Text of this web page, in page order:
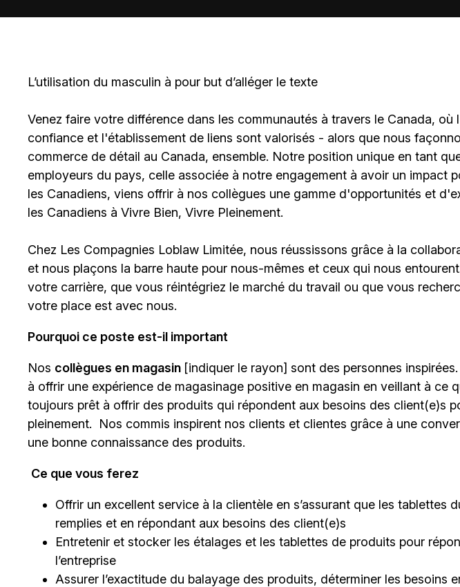
L’utilisation du masculin à pour but d’alléger le texte
Venez faire votre différence dans les communautés à travers le Canada, où
confiance et l'établissement de liens sont valorisés - alors que nous
commerce de détail au Canada, ensemble. Notre position unique en tant
employeurs du pays, celle associée à notre engagement à avoir un impact
les Canadiens, viens offrir à nos collègues une gamme d'opportunités et
les Canadiens à Vivre Bien, Vivre Pleinement.
Chez Les Compagnies Loblaw Limitée, nous réussissons grâce à la
et nous plaçons la barre haute pour nous-mêmes et ceux qui nous
votre carrière, que vous réintégriez le marché du travail ou que vous
votre place est avec nous.
Pourquoi ce poste est-il important
Nos collègues en magasin [indiquer le rayon] sont des personnes
à offrir une expérience de magasinage positive en magasin en veillant à ce
toujours prêt à offrir des produits qui répondent aux besoins des client(e)s
pleinement. Nos commis inspirent nos clients et clientes grâce à une
une bonne connaissance des produits.
Ce que vous ferez
Offrir un excellent service à la clientèle en s’assurant que les tablettes
remplies et en répondant aux besoins des client(e)s
Entretenir et stocker les étalages et les tablettes de produits pour
l’entreprise
Assurer l’exactitude du balayage des produits, déterminer les besoins